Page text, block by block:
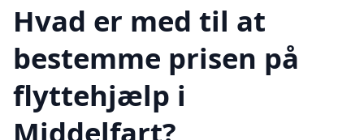
Hvad er med til at
bestemme prisen på
flyttehjælp i
Middelfart?